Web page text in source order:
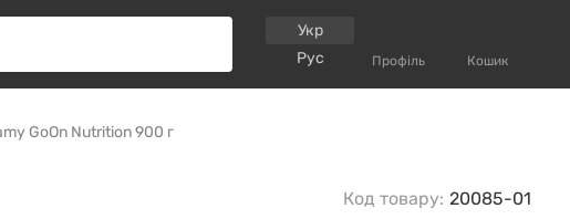
Укр
Рус
Профіль Кошик
GoOn Nutrition 900 г
Код товару: 20085-01